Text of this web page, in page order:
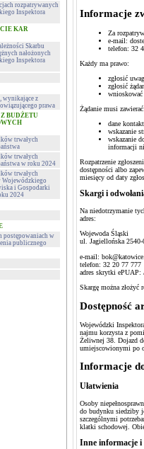
rozpatrywanych
Inspektora
KAR
Skarbu
nałożonych
Inspektora
wynikające z
prawa
BUDŻETU
trwałych
trwałych
w roku 2024
trwałych
Wojewódzkiego
i Gospodarki
2024
postępowaniach w
publicznego
Informacje
Za
e-mail:
telefon: 32
Każdy ma prawo:
zgłosić
zgłosić
Żądanie musi
dane
wskazanie
wskazanie
informacji
Rozpatrzenie
dostępności albo
miesięcy od daty
Skargi i
Na niedotrzymanie
adres:
Wojewoda Śląski
ul. Jagiellońska
e-mail:
telefon: 32 20 77 777
adres skrytki ePUAP:
Skargę można złożyć
Dostępność
Wojewódzki
najmu korzysta z
Żeliwnej 38. Dojazd
umiejscowionymi po
Informacje
Ułatwienia
Osoby
do budynku siedziby
szczególnymi
klatki schodowej.
Inne informacje i